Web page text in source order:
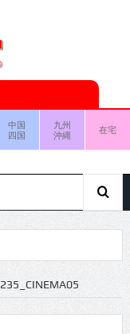
中国
四国
九州
沖縄
在宅
235_CINEMA05